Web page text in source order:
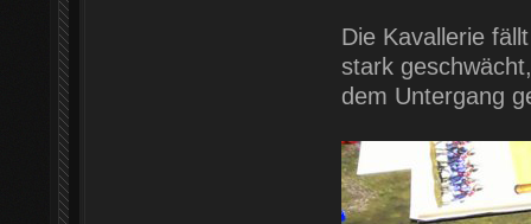
Die Kavallerie
stark
dem Untergang